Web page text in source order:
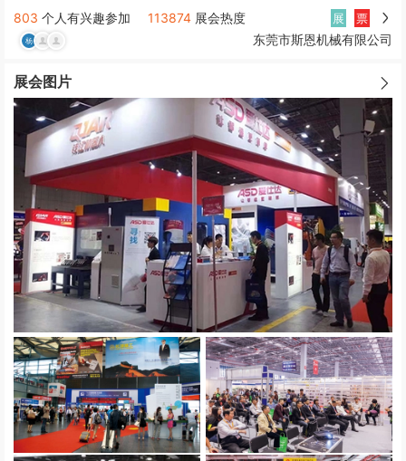
803 个人有兴趣参加 113874 展会热度 展 票
东莞市斯恩机械有限公司
展会图片